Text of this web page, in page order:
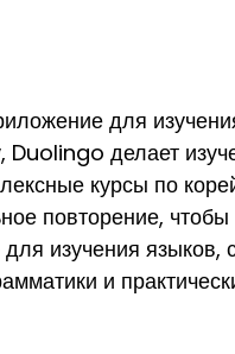
для
Duolingo делает
курсы по
повторение,
изучения языков,
и